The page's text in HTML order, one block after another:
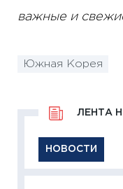
важные и
Южная Корея
НОВОСТИ
ЛЕНТА